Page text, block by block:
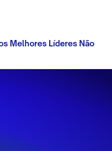
Melhores Líderes Não